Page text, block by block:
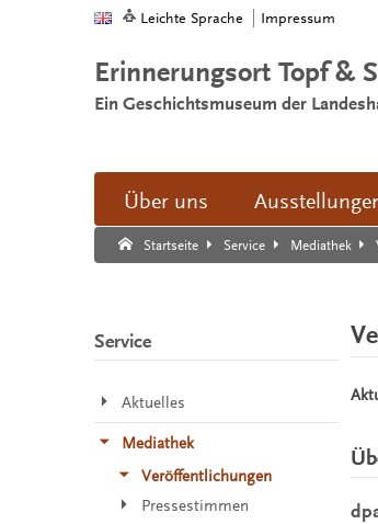
Leichte Sprache Impressum
Erinnerungsort Topf &
Ein Geschichtsmuseum der
Über uns
Startseite Service Mediathek
Suche:
Suche Ende.
Service
Aktuelles
Mediathek
Veröffentlichungen
Pressestimmen